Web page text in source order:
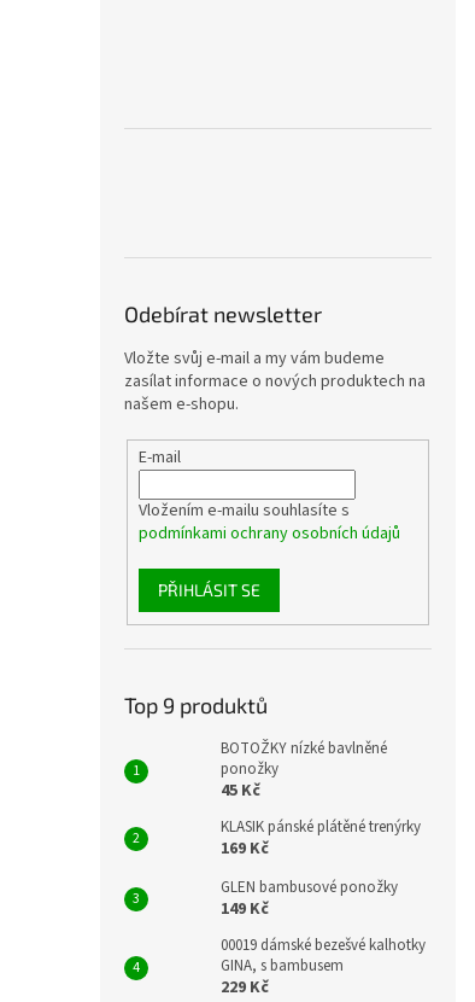
Odebírat newsletter
Vložte svůj e-mail a my vám budeme
zasílat informace o nových produktech na
našem e-shopu.
E-mail
Vložením e-mailu souhlasíte s
podmínkami ochrany osobních údajů
PŘIHLÁSIT SE
Top 9 produktů
BOTOŽKY nízké bavlněné
ponožky
45 Kč
KLASIK pánské plátěné trenýrky
169 Kč
GLEN bambusové ponožky
149 Kč
00019 dámské bezešvé kalhotky
GINA, s bambusem
229 Kč